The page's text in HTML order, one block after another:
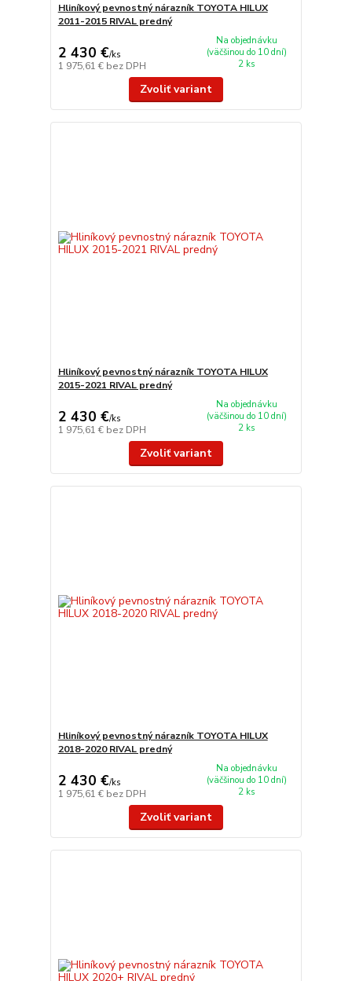
Hliníkový pevnostný nárazník TOYOTA HILUX
2011-2015 RIVAL predný
2 430 €/ks
1 975,61 € bez DPH
Na objednávku
(väčšinou do 10 dní)
2 ks
Zvoliť variant
Hliníkový pevnostný nárazník TOYOTA HILUX
2015-2021 RIVAL predný
2 430 €/ks
1 975,61 € bez DPH
Na objednávku
(väčšinou do 10 dní)
2 ks
Zvoliť variant
Hliníkový pevnostný nárazník TOYOTA HILUX
2018-2020 RIVAL predný
2 430 €/ks
1 975,61 € bez DPH
Na objednávku
(väčšinou do 10 dní)
2 ks
Zvoliť variant